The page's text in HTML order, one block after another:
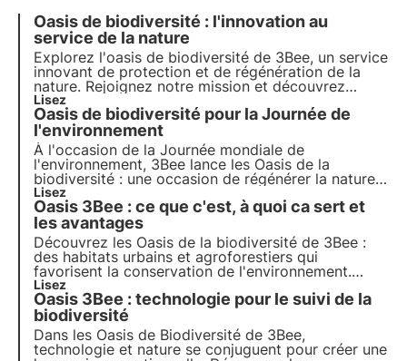
Oasis de biodiversité : l'innovation au
service de la nature
Explorez l'oasis de biodiversité de 3Bee, un service
innovant de protection et de régénération de la
nature. Rejoignez notre mission et découvrez
comment la technologie et le
durablese rencontrent pour créer un avenir plus
vert pour les entreprises et la planète.
Lisez
Oasis de biodiversité pour la Journée de
l'environnement
À l'occasion de la Journée mondiale de
l'environnement, 3Bee lance les Oasis de la
biodiversité : une occasion de régénérer la nature
et de préserver les pollinisateurs
et découvrez comment notre mission allie
technologie de pointe
environnemental.
Lisez
Oasis 3Bee : ce que c'est, à quoi ca sert et
les avantages
Découvrez les Oasis de la biodiversité de 3Bee :
des habitats urbains et agroforestiers qui
favorisent la conservation de l'environnement.
Grâce à la technologie 3Bee, les Oasis relient la
nature à l'entreprise et offrent une série
d'avantages. Participez au changement et
parrainez une Oasis.
Lisez
Oasis 3Bee : technologie pour le suivi de la
biodiversité
Dans les Oasis de Biodiversité de 3Bee,
technologie et nature se conjuguent pour créer une